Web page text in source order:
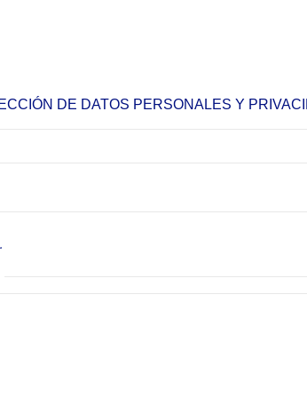
DE DATOS PERSONALES Y